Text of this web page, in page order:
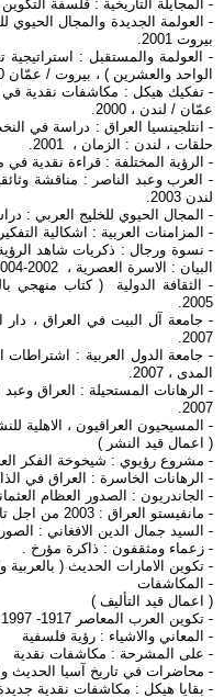
- المجايلة التاريخية : فلسفة التكوين
بيروت 2001.
- العولمة والمستقبل :
الواحد والعشرين ) ، بيروت / عمّان 2000.
- تفكيك هيكل : مكاشفات نقدية
عمّان / لندن ، 2000.
- انتلجينسيا العراق : دراسة في
حلقات ، لندن : الزمان ، 2001.
- الرؤية المختلفة : قراءة نقدية في
- العرب وعبد الناصر : مناقشة
لندن 2003.
- المجال الحيوي للخليج العربي :
- المزامنات العربية : اشكالية التفكير
- نسوة ورجال : ذكريات شاهد
البيان : الاسرة العصرية ، 2002-2004) .
- الثقافة الدولية ( كتاب منهجي
2005.
- جامعة آل البيت في العراق ، دار
2007.
- جامعة الدول العربية : اشتراطات
المدى ، 2007.
- الرهانات المستحيلة : العراق وعبد
2007.
- المسيحيون العراقيون ، الاهلية للنشر
( اعمال قيد النشر )
- مشروع رؤيوي : شيخوخة الفكر
- الرهانات الخاسرة : العراق في
- الجاندريون : الصدور العظام
- مانفيستو العراق : 2003 من اجل تاريخ جديد
- السيد جمال الدين الافغاني :
- زعماء ومثقفون : ذاكرة مؤرخ .
- تكوين الامارات الحديث ( بالعربية
- المكاشفات
( اعمال قيد التأليف )
- تكوين العرب المعاصر 1917- 1997 .
- المعاني والاشياء : رؤية فلسفية
- على المشرحة : مكاشفات نقدية
- محاضرات في تاريخ آسيا الحديث
- بقايا هيكل : مكاشفات نقدية